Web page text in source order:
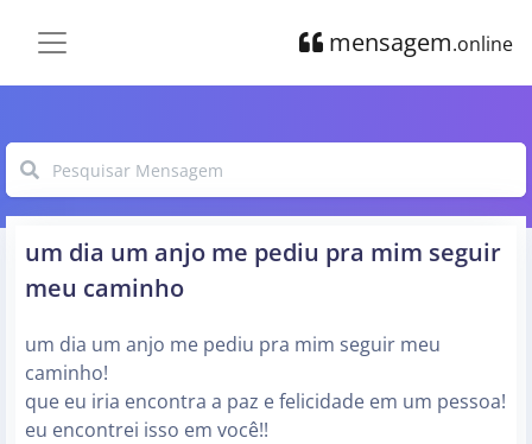
mensagem.online
um dia um anjo me pediu pra mim seguir
meu caminho
um dia um anjo me pediu pra mim seguir meu
caminho!
que eu iria encontra a paz e felicidade em um pessoa!
eu encontrei isso em você!!